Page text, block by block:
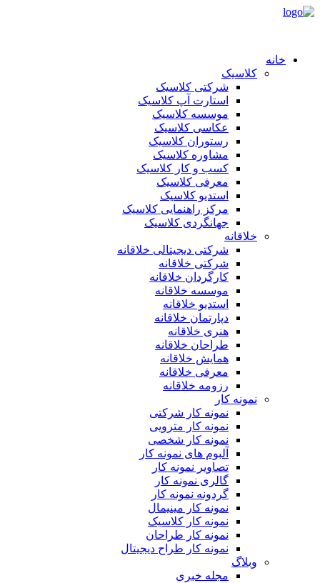
خانه
کلاسیک
شرکتی کلاسیک
استارت آپ کلاسیک
موسسه کلاسیک
عکاسی کلاسیک
رستوران کلاسیک
مشاوره کلاسیک
کسب و کار کلاسیک
معرفی کلاسیک
استدیو کلاسیک
مرکز راهنمایی کلاسیک
جهانگردی کلاسیک
خلاقانه
شرکتی دیجیتالی خلاقانه
شرکتی خلاقانه
کارگردان خلاقانه
موسسه خلاقانه
استدیو خلاقانه
دپارتمان خلاقانه
هنری خلاقانه
طراحان خلاقانه
همایش خلاقانه
معرفی خلاقانه
رزومه خلاقانه
نمونه کار
نمونه کار شرکتی
نمونه کار مترویی
نمونه کار شخصی
آلبوم های نمونه کار
تصاویر نمونه کار
گالری نمونه کار
گردونه نمونه کار
نمونه کار مینیمال
نمونه کار کلاسیک
نمونه کار طراحان
نمونه کار طراح دیجیتال
وبلاگ
مجله خبری